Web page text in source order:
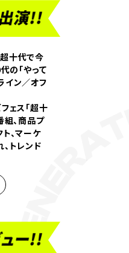
⼗代で今
の「やって
イン／オフ
ェス「超十
、商品プ
、マーケ
トレンド